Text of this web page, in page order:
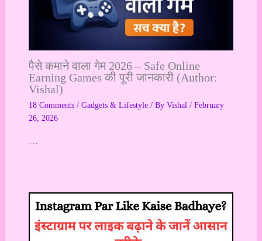
पैसे कमाने वाला गेम 2026 – Safe Online
Earning Games की पूरी जानकारी (Author:
Vishal)
18 Comments / Gadgets & Lifestyle/ By Vishal / February
26, 2026
…